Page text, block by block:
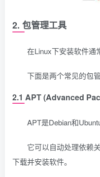
2. 包管理工具
在Linux下安装软件通
下面是两个常见的包管
2.1 APT (Advanced
APT是Debian和
它可以自动处理依赖
下载并安装软件。